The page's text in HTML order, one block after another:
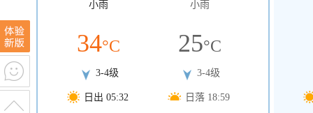
小雨
34°C
3-4级
日出 05:32
小雨
25°C
3-4级
日落 18:59